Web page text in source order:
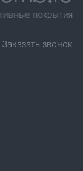
Заказать звонок